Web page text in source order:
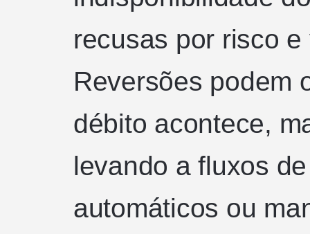
recusas por risco
Reversões podem
débito acontece,
levando a fluxos
automáticos ou